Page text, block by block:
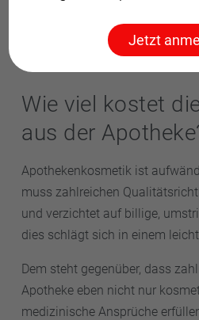
Kosmetik aus der Apotheke
Wie viel kostet
aus der
Apothekenkosmetik ist
muss zahlreichen
und verzichtet auf billige,
dies schlägt sich in einem
Dem steht gegenüber, dass
Apotheke eben nicht nur
medizinische Ansprüche
Jetzt